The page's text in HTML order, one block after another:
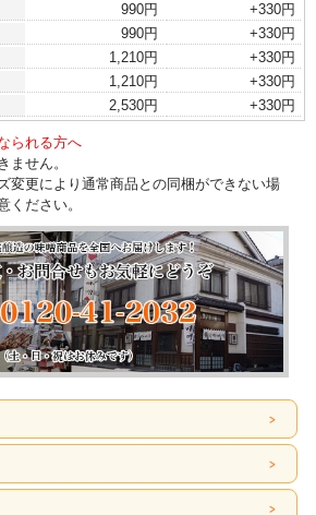
990円
+330円
990円
+330円
1,210円
+330円
1,210円
+330円
2,530円 +330円
られる方へ
ません。
変更により通常商品との同梱ができない場
ください。